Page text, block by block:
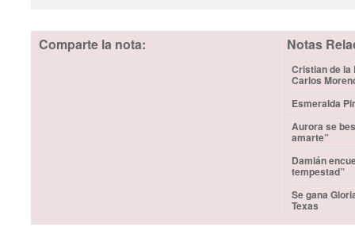
Comparte la nota: Notas
Cristian de la
Carlos
Esmeralda
Aurora se
amarte”
Damián
tempestad”
Se gana
Texas